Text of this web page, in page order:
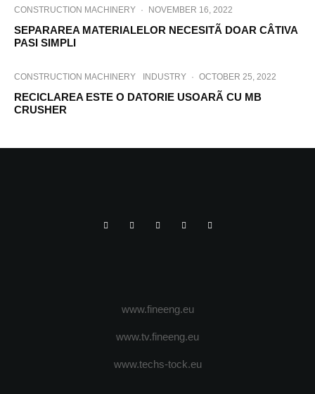
CONSTRUCTION MACHINERY · NOVEMBER 16, 2022
SEPARAREA MATERIALELOR NECESITÃ DOAR CÂTIVA
PASI SIMPLI
CONSTRUCTION MACHINERY INDUSTRY · OCTOBER 25, 2022
RECICLAREA ESTE O DATORIE USOARÃ CU MB
CRUSHER
www.fineeng.eu
www.tv.fineeng.eu
www.techs-tock.eu